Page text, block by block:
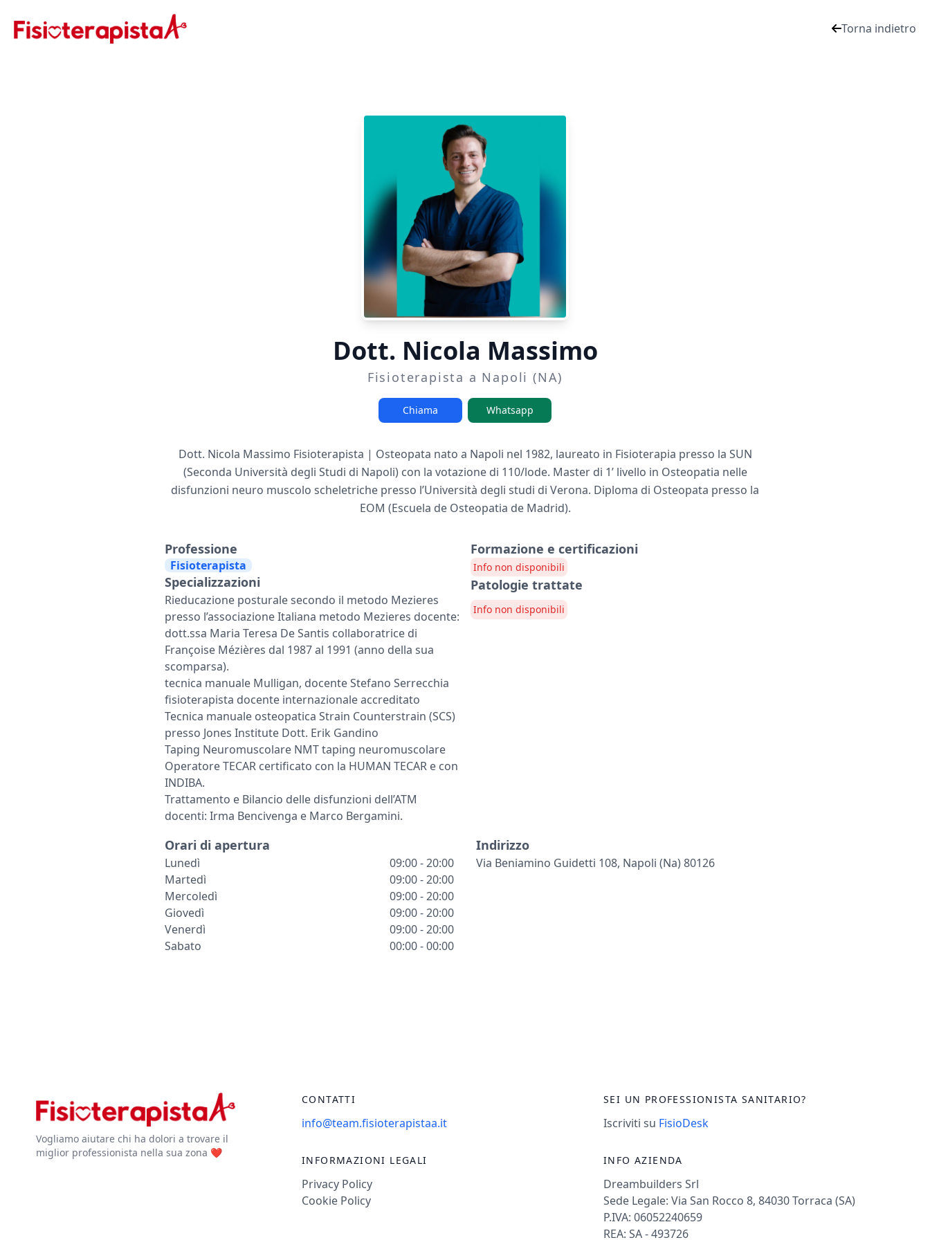
Torna indietro
Dott. Nicola Massimo
Fisioterapista a Napoli (NA)
Chiama Whatsapp
Dott. Nicola Massimo Fisioterapista | Osteopata nato a Napoli nel 1982, laureato in Fisioterapia presso la SUN
(Seconda Università degli Studi di Napoli) con la votazione di 110/lode. Master di 1’ livello in Osteopatia nelle
disfunzioni neuro muscolo scheletriche presso l’Università degli studi di Verona. Diploma di Osteopata presso la
EOM (Escuela de Osteopatia de Madrid).
Professione
Fisioterapista
Specializzazioni
Rieducazione posturale secondo il metodo Mezieres
presso l’associazione Italiana metodo Mezieres docente:
dott.ssa Maria Teresa De Santis collaboratrice di
Françoise Mézières dal 1987 al 1991 (anno della sua
scomparsa).
tecnica manuale Mulligan, docente Stefano Serrecchia
fisioterapista docente internazionale accreditato
Tecnica manuale osteopatica Strain Counterstrain (SCS)
presso Jones Institute Dott. Erik Gandino
Taping Neuromuscolare NMT taping neuromuscolare
Operatore TECAR certificato con la HUMAN TECAR e con
INDIBA.
Trattamento e Bilancio delle disfunzioni dell’ATM
docenti: Irma Bencivenga e Marco Bergamini.
Formazione e certificazioni
Info non disponibili
Patologie trattate
Info non disponibili
Orari di apertura
Lunedì
09:00 - 20:00
Martedì
09:00 - 20:00
Mercoledì
09:00 - 20:00
Giovedì
09:00 - 20:00
Venerdì
09:00 - 20:00
Sabato
00:00 - 00:00
Indirizzo
Via Beniamino Guidetti 108, Napoli (na) 80126
Vogliamo aiutare chi ha dolori a trovare il
miglior professionista nella sua zona ❤️
CONTATTI
info@team.fisioterapistaa.it
INFORMAZIONI LEGALI
Privacy Policy
Cookie Policy
SEI UN PROFESSIONISTA SANITARIO?
Iscriviti su FisioDesk
INFO AZIENDA
Dreambuilders Srl
Sede Legale: Via San Rocco 8, 84030 Torraca (SA)
P.IVA: 06052240659
REA: SA - 493726